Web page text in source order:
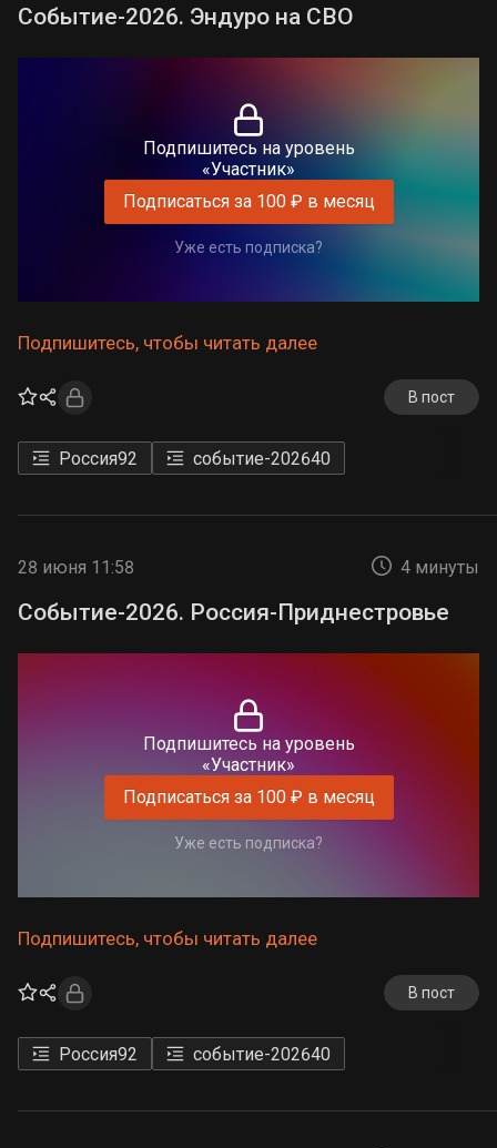
Событие-2026. Эндуро на СВО
Подпишитесь на уровень
«Участник»
Подписаться за 100 ₽ в месяц
Уже есть подписка?
Подпишитесь, чтобы читать далее
В пост
Россия92 событие-202640
28 июня 11:58 4 минуты
Событие-2026. Россия-Приднестровье
Подпишитесь на уровень
«Участник»
Подписаться за 100 ₽ в месяц
Уже есть подписка?
Подпишитесь, чтобы читать далее
В пост
Россия92 событие-202640